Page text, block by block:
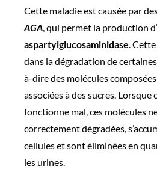
Cette maladie est causée par
AGA, qui permet la production
aspartylglucosaminidase.
dans la dégradation de
à-dire des molécules
associées à des sucres. Lorsque
fonctionne mal, ces molécules
correctement dégradées,
cellules et sont éliminées en
les urines.